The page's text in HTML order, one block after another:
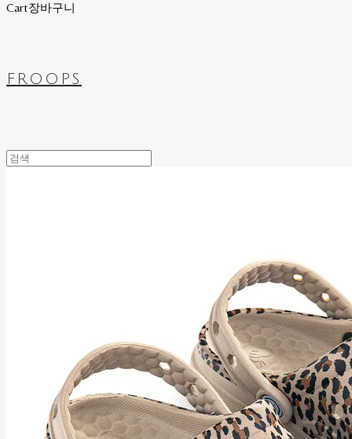
Cart장바구니
FROOPS